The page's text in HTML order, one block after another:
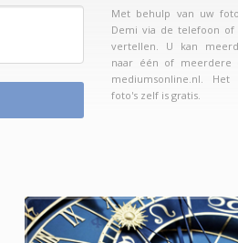
Met behulp van uw
Demi via de telefoon
vertellen. U kan
naar één of meerdere
mediumsonline.nl.
foto's zelf is gratis.